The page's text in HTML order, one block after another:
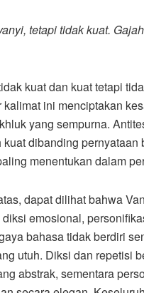
tetapi tidak kuat.
kuat dan kuat tetapi
ini menciptakan
yang sempurna.
dibanding
menentukan dalam
dapat dilihat bahwa
emosional,
bahasa tidak berdiri
utuh. Diksi dan repetisi
abstrak, sementara